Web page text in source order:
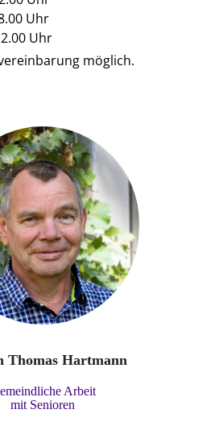
Uhr
2.00 Uhr
möglich.
Thomas Hartmann
Arbeit
mit Senioren